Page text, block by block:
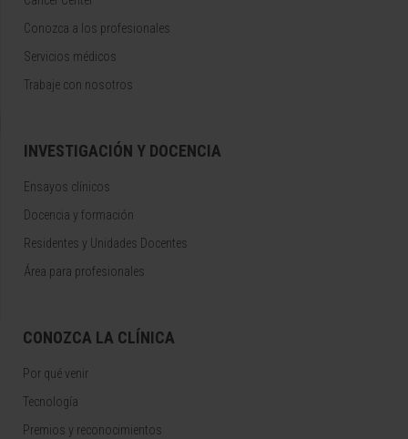
Conozca a los profesionales
Servicios médicos
Trabaje con nosotros
INVESTIGACIÓN Y DOCENCIA
Ensayos clínicos
Docencia y formación
Residentes y Unidades Docentes
Área para profesionales
CONOZCA LA CLÍNICA
Por qué venir
Tecnología
Premios y reconocimientos